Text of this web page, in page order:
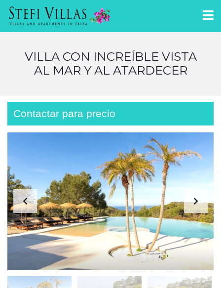
VILLA CON INCREÍBLE VISTA
AL MAR Y AL ATARDECER
Contactar para precio